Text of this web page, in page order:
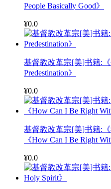
People Basically Good》
¥0.0
基督教改革宗[美]书籍:
Predestination》
¥0.0
基督教改革宗[美]书籍:
《How Can I Be Right
¥0.0